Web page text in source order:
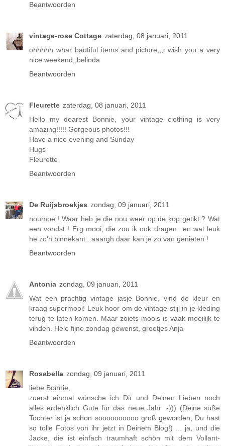
Beantwoorden
vintage-rose Cottage zaterdag, 08 januari, 2011
ohhhhh whar bautiful items and picture,,,i wish you a very
nice weekend,,belinda
Beantwoorden
Fleurette zaterdag, 08 januari, 2011
Hello my dearest Bonnie, your vintage clothing is very
amazing!!!!! Gorgeous photos!!!
Have a nice evening and Sunday
Hugs
Fleurette
Beantwoorden
De Ruijsbroekjes zondag, 09 januari, 2011
noumoe ! Waar heb je die nou weer op de kop getikt ? Wat
een vondst ! Erg mooi, die zou ik ook dragen...en wat leuk
he zo'n binnekant...aaargh daar kan je zo van genieten !
Beantwoorden
Antonia zondag, 09 januari, 2011
Wat een prachtig vintage jasje Bonnie, vind de kleur en
kraag supermooi! Leuk hoor om de vintage stijl in je kleding
terug te laten komen. Maar zoiets moois is vaak moeilijk te
vinden. Hele fijne zondag gewenst, groetjes Anja
Beantwoorden
Rosabella zondag, 09 januari, 2011
liebe Bonnie,
zuerst einmal wünsche ich Dir und Deinen Lieben noch
alles erdenklich Gute für das neue Jahr :-))) (Deine süße
Tochter ist ja schon soooooooooo groß geworden, Du hast
so tolle Fotos von ihr jetzt in Deinem Blog!) ... ja, und die
Jacke, die ist einfach traumhaft schön mit dem Vollant-